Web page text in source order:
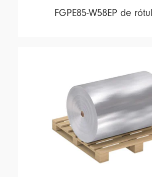
FGPE85-W58EP de